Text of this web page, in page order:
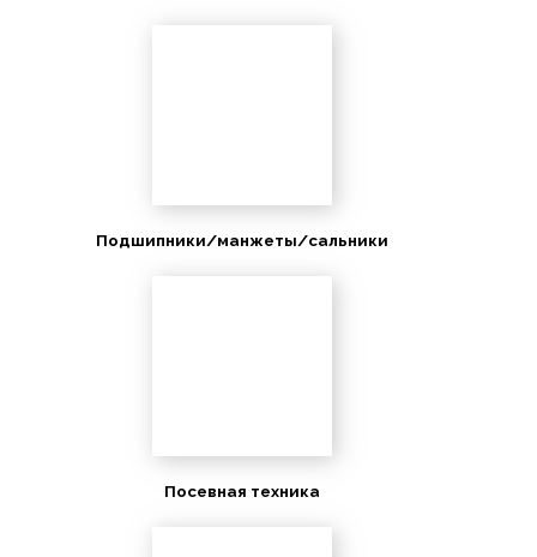
Подшипники/манжеты/сальники
Посевная техника